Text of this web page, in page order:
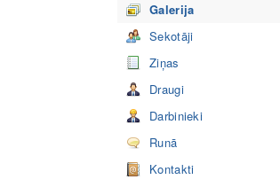
Galerija
Sekotāji
Ziņas
Draugi
Darbinieki
Runā
Kontakti